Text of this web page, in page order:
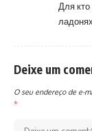
Для
Deixe um
O seu endereço de e-
*